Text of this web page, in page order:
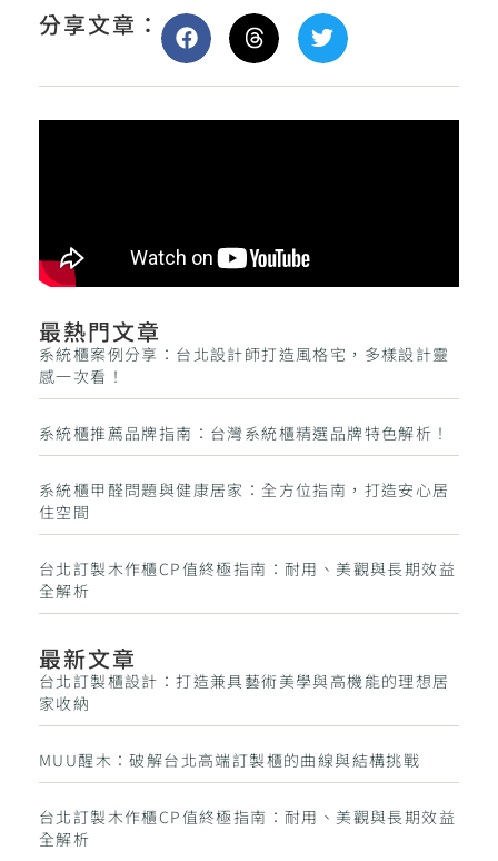
分享文章：
最熱門文章
系統櫃案例分享：台北設計師打造風格宅，多樣設計靈
感一次看！
系統櫃推薦品牌指南：台灣系統櫃精選品牌特色解析！
系統櫃甲醛問題與健康居家：全方位指南，打造安心居
住空間
台北訂製木作櫃CP值終極指南：耐用、美觀與長期效益
全解析
最新文章
台北訂製櫃設計：打造兼具藝術美學與高機能的理想居
家收納
MUU醒木：破解台北高端訂製櫃的曲線與結構挑戰
台北訂製木作櫃CP值終極指南：耐用、美觀與長期效益
全解析